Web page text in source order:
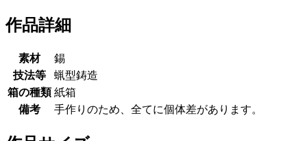
作品詳細
素材
錫
技法等
蝋型鋳造
箱の種類 紙箱
備考
手作りのため、全てに個体差があります。